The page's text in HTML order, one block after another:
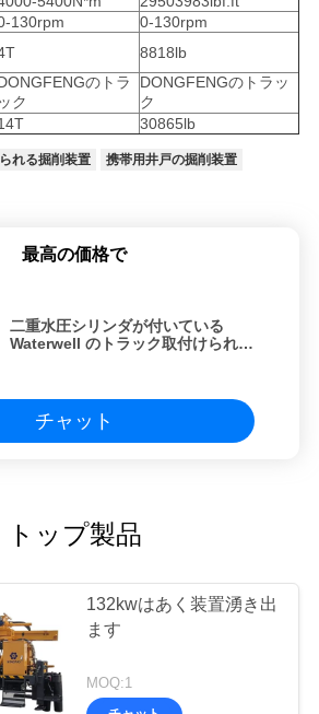
130rpm
0-130rpm
8818lb
のトラ
ック
DONGFENGのトラッ
ク
30865lb
れる掘削装置
携帯用井戸の掘削装置
最高の価格で
二重水圧シリンダが付いている
Waterwell のトラック取付けられた
チャット
トップ製品
132kwはあく装置湧き出
ます
MOQ:1